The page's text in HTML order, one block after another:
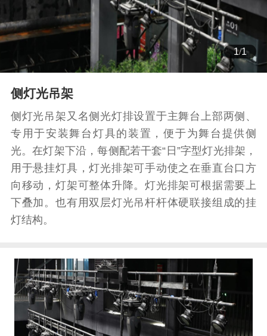
1/1
侧灯光吊架
侧灯光吊架又名侧光灯排设置于主舞台上部两侧、
专用于安装舞台灯具的装置，便于为舞台提供侧
光。在灯架下沿，每侧配若干套“日”字型灯光排架，
用于悬挂灯具，灯光排架可手动使之在垂直台口方
向移动，灯架可整体升降。灯光排架可根据需要上
下叠加。也有用双层灯光吊杆杆体硬联接组成的挂
灯结构。